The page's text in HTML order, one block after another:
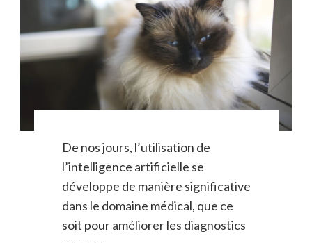
De nos jours, l’utilisation de
l’intelligence artificielle se
développe de manière significative
dans le domaine médical, que ce
soit pour améliorer les diagnostics